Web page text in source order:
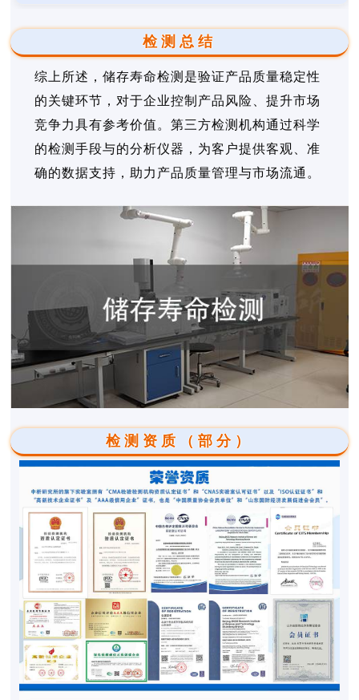
检测总结
综上所述，储存寿命检测是验证产品质量稳定性
的关键环节，对于企业控制产品风险、提升市场
竞争力具有参考价值。第三方检测机构通过科学
的检测手段与的分析仪器，为客户提供客观、准
确的数据支持，助力产品质量管理与市场流通。
检测资质（部分）